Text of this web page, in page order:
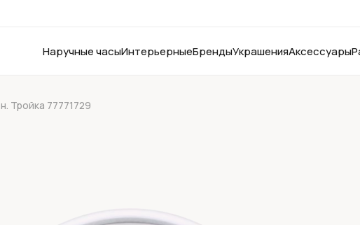
Наручные часыИнтерьерныеБрендыУкрашенияАксессуары
н. Тройка 77771729